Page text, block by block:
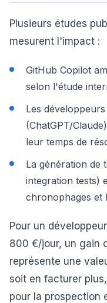
Plusieurs études
mesurent l'impact :
GitHub Copilot
selon l'étude
Les
(ChatGPT/
leur temps de
La génération de
integration tests)
chronophages et
Pour un
800 €/jour, un gain
représente une
soit en facturer
pour la prospection